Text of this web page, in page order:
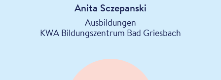
Anita Sczepanski
Ausbildungen
KWA Bildungszentrum Bad Griesbach